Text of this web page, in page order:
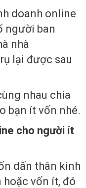
doanh online
người ban
nhà
lại được sau
nhau chia
bạn ít vốn nhé.
cho người ít
dấn thân kinh
vốn ít, đó